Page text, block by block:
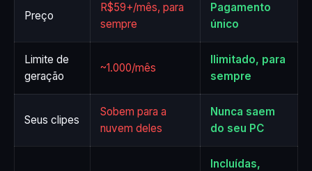
Preço
R$59+/mês, para
sempre
Pagamento
único
Limite de
geração
~1.000/mês
Ilimitado, para
sempre
Seus clipes
Sobem para a
nuvem deles
Nunca saem
do seu PC
Incluídas,